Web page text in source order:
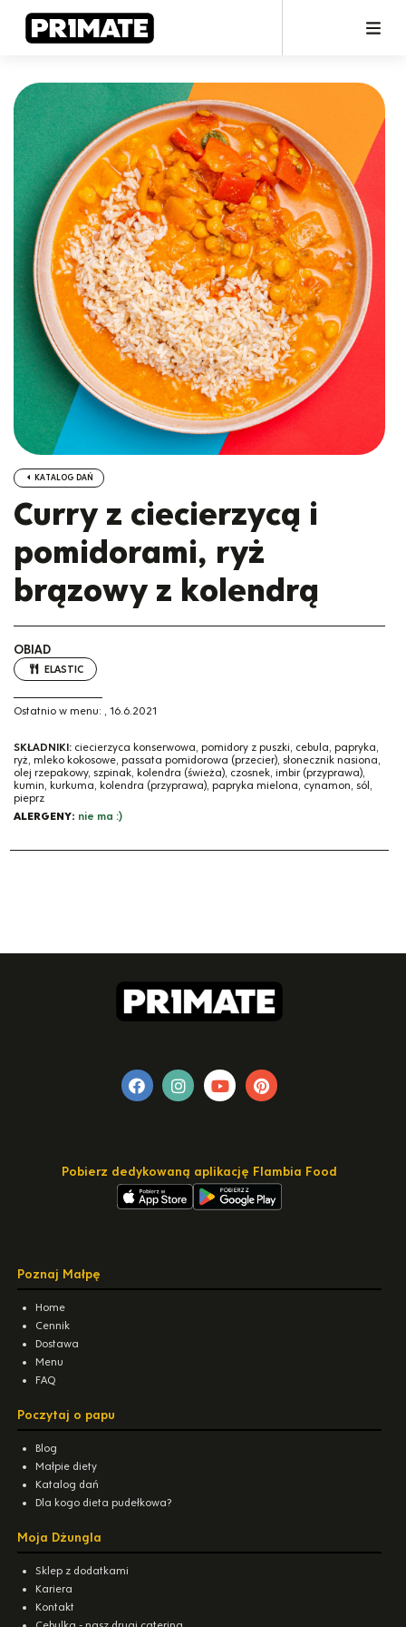
KATALOG DAŃ
Curry z ciecierzycą i
pomidorami, ryż
brązowy z kolendrą
OBIAD
ELASTIC
Ostatnio w menu: , 16.6.2021
SKŁADNIKI: ciecierzyca konserwowa, pomidory z puszki, cebula, papryka,
ryż, mleko kokosowe, passata pomidorowa (przecier), słonecznik nasiona,
olej rzepakowy, szpinak, kolendra (świeża), czosnek, imbir (przyprawa),
kumin, kurkuma, kolendra (przyprawa), papryka mielona, cynamon, sól,
pieprz
ALERGENY: nie ma :)
Pobierz dedykowaną aplikację Flambia Food
Poznaj Małpę
Home
Cennik
Dostawa
Menu
FAQ
Poczytaj o papu
Blog
Małpie diety
Katalog dań
Dla kogo dieta pudełkowa?
Moja Dżungla
Sklep z dodatkami
Kariera
Kontakt